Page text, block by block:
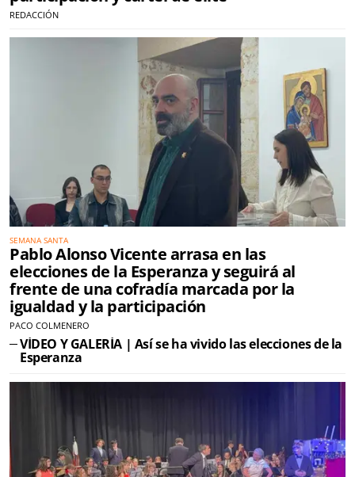
REDACCIÓN
SEMANA SANTA
Pablo Alonso Vicente arrasa en las
elecciones de la Esperanza y seguirá al
frente de una cofradía marcada por la
igualdad y la participación
PACO COLMENERO
VÍDEO Y GALERÍA | Así se ha vivido las elecciones de la
Esperanza